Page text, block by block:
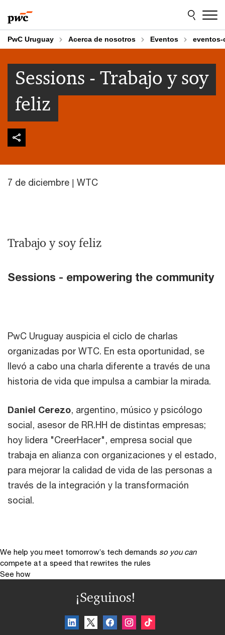
to
content
to
footer
PwC Uruguay Acerca de nosotros Eventos
Sessions - Trabajo y soy
feliz
7 de diciembre | WTC
Trabajo y soy feliz
Sessions - empowering the community
PwC Uruguay auspicia el ciclo de charlas
organizadas por WTC. En esta oportunidad, se
llevó a cabo una charla diferente a través de una
historia de vida que impulsa a cambiar la mirada.
Daniel Cerezo, argentino, músico y psicólogo
social, asesor de RR.HH de distintas empresas;
hoy lidera "CreerHacer", empresa social que
trabaja en alianza con organizaciones y el estado,
para mejorar la calidad de vida de las personas a
través de la integración y la transformación
social.
We help you meet tomorrow’s tech demands so you can
compete at a speed that rewrites the rules
See how
¡Seguinos!